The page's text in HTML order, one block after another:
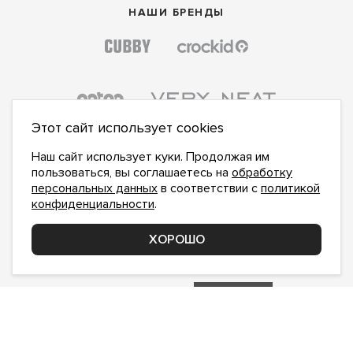
НАШИ БРЕНДЫ
ПОДПИСАТЬСЯ НА НОВОСТИ:
сполитикой конфиденциальностиознакомлен и
Этот сайт использует cookies
Наш сайт использует куки. Продолжая им
пользоваться, вы соглашаетесь на обработку
персональных данных в соответствии с политикой
конфиденциальности.
ХОРОШО